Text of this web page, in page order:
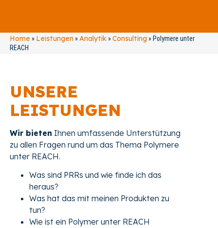
Home » Leistungen »Analytik »Consulting » Polymere unter
REACH
UNSERE
LEISTUNGEN
Wir bieten Ihnen umfassende Unterstützung
zu allen Fragen rund um das Thema Polymere
unter REACH.
Was sind PRRs und wie finde ich das
heraus?
Was hat das mit meinen Produkten zu
tun?
Wie ist ein Polymer unter REACH